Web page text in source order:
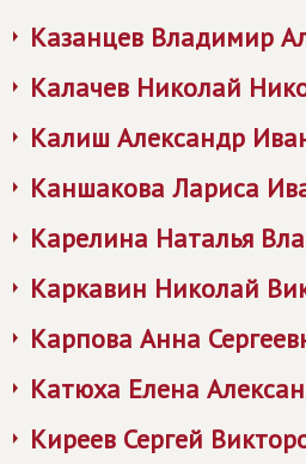
Казанцев Владимир
Калачев Николай
Калиш Александр
Каншакова Лариса
Карелина Наталья
Каркавин Николай
Карпова Анна
Катюха Елена
Киреев Сергей